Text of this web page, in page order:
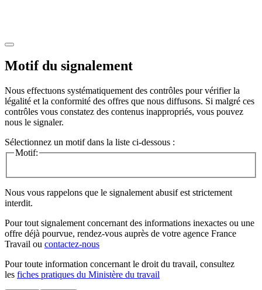
Motif du signalement
Nous effectuons systématiquement des contrôles pour vérifier la
légalité et la conformité des offres que nous diffusons. Si malgré ces
contrôles vous constatez des contenus inappropriés, vous pouvez
nous le signaler.
Sélectionnez un motif dans la liste ci-dessous :
Motif:
Nous vous rappelons que le signalement abusif est strictement
interdit.
Pour tout signalement concernant des informations inexactes ou une
offre déjà pourvue, rendez-vous auprès de votre agence France
Travail ou contactez-nous
Pour toute information concernant le droit du travail, consultez
les fiches pratiques du Ministère du travail